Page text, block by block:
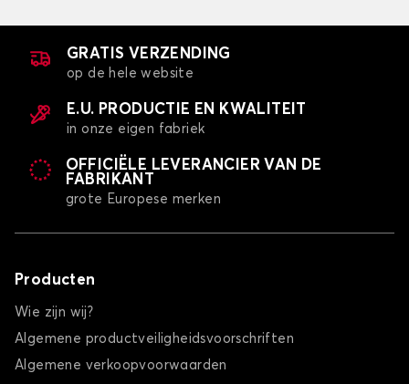
GRATIS VERZENDING
op de hele website
E.U. PRODUCTIE EN KWALITEIT
in onze eigen fabriek
OFFICIËLE LEVERANCIER VAN DE
FABRIKANT
grote Europese merken
Producten
Wie zijn wij?
Algemene productveiligheidsvoorschriften
Algemene verkoopvoorwaarden